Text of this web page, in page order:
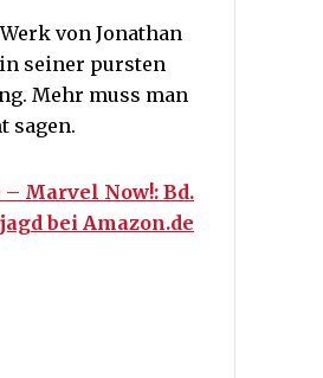
von Jonathan
seiner pursten
Mehr muss man
sagen.
Marvel Now!: Bd.
bei Amazon.de